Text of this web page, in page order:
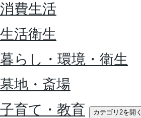
消費生活
生活衛生
暮らし・環境・衛生
墓地・斎場
子育て・教育
カテゴリ2を開く